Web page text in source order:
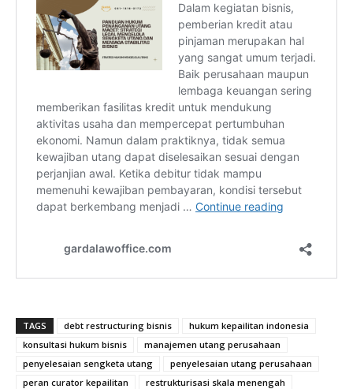
TAGS debt restructuring bisnis
hukum kepailitan indonesia
konsultasi hukum bisnis
manajemen utang perusahaan
penyelesaian sengketa utang
penyelesaian utang perusahaan
peran curator kepailitan
restrukturisasi skala menengah